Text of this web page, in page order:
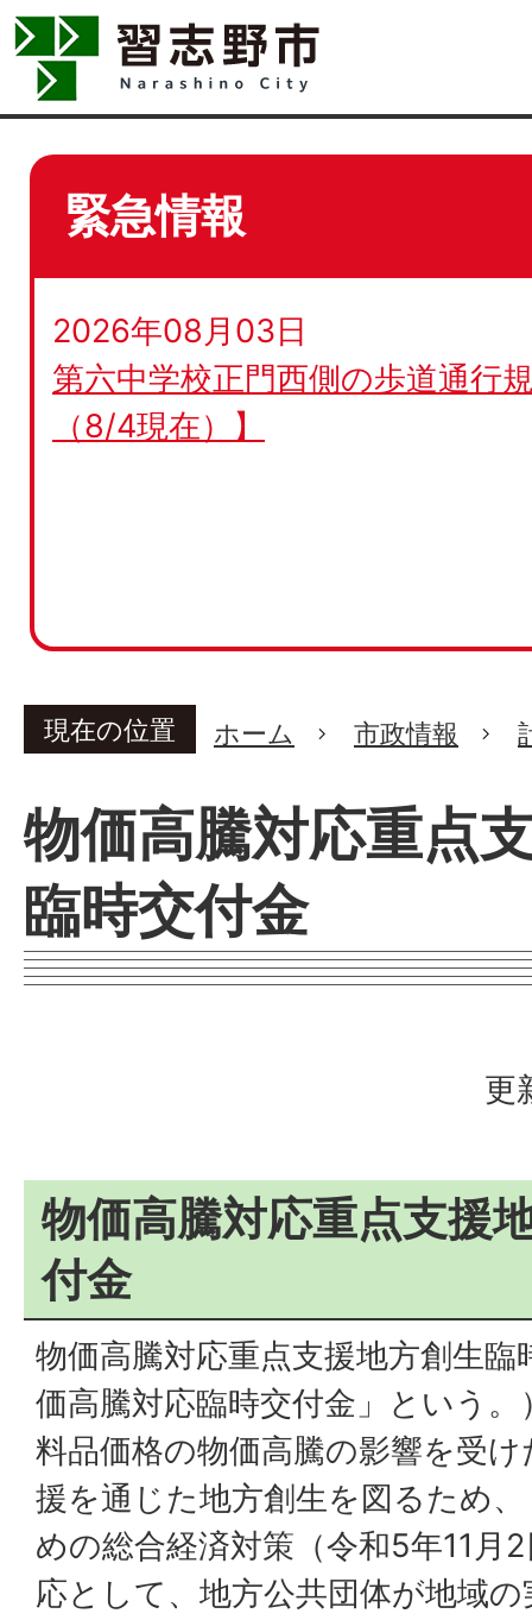
緊急情報
2026年08月03日
第六中学校正門西側の歩道通行
（8/4現在）】
現在の位置 ホーム 市政情報
物価高騰対応重点
臨時交付金
更
物価高騰対応重点支援
付金
物価高騰対応重点支援地方創生臨
価高騰対応臨時交付金」という
料品価格の物価高騰の影響を受
援を通じた地方創生を図るため
めの総合経済対策（令和5年11月
応として、地方公共団体が地域